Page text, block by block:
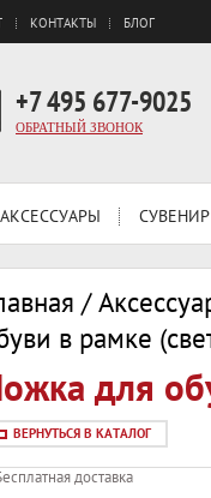
КОНТАКТЫ БЛОГ
+7 495 677-9025
ОБРАТНЫЙ ЗВОНОК
АКСЕССУАРЫ
/
в рамке
для
ВЕРНУТЬСЯ В КАТАЛОГ
доставка